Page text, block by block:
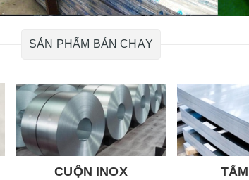
SẢN PHẨM BÁN CHẠY
CUỘN INOX